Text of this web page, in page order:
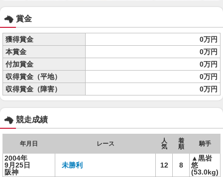
賞金
獲得賞金
0万円
本賞金
0万円
付加賞金
0万円
収得賞金（平地）
0万円
収得賞金（障害）
0万円
競走成績
年月日 レース
人
気
着
順
騎手
2004年
9月25日
阪神
未勝利 12 8
▲黒岩
悠
(53.0kg)